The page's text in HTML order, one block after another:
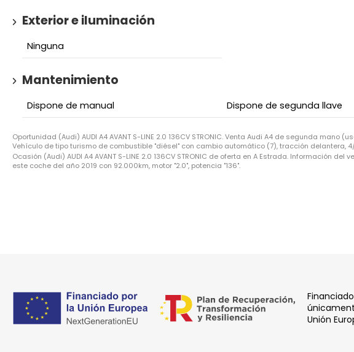
Exterior e iluminación
Ninguna
Mantenimiento
Dispone de manual Dispone de segunda llave
Oportunidad (Audi) AUDI A4 AVANT S-LINE 2.0 136CV STRONIC. Venta Audi A4 de segunda
Vehículo de tipo turismo de combustible "diésel" con cambio automático (7), tracción delantera,
Ocasión (Audi) AUDI A4 AVANT S-LINE 2.0 136CV STRONIC de oferta en A Estrada. Información
este coche del año 2019 con 92.000km, motor "2.0", potencia "136".
Unión